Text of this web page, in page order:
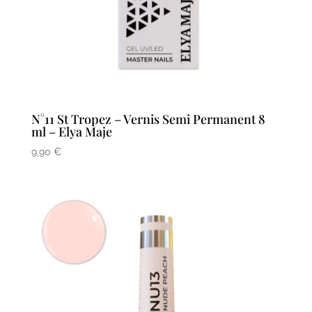
N°11 St Tropez – Vernis Semi Permanent 8
ml – Elya Maje
9,90 €